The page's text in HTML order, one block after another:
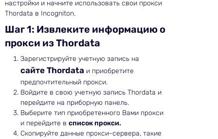
настройки и начните использовать свои прокси
Thordata в Incogniton.
Шаг 1: Извлеките информацию о
прокси из Thordata
Зарегистрируйте учетную запись на
сайте Thordata и приобретите
предпочтительный прокси.
Войдите в свою учетную запись Thordata и
перейдите на приборную панель.
Выберите тип приобретенного Вами прокси
и перейдите в список прокси.
Скопируйте данные прокси-сервера, такие